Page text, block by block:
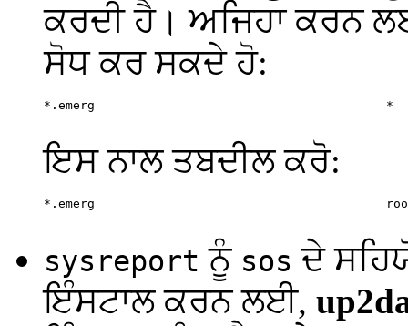
ਕਰਦੀ ਹੈ। ਅਜਿਹਾ ਕਰਨ
ਸੋਧ ਕਰ ਸਕਦੇ ਹੋ:
*.emerg                                        *
ਇਸ ਨਾਲ ਤਬਦੀਲ ਕਰੋ:
*.emerg
sysreport ਨੂੰ sos ਦੇ
ਇੰਸਟਾਲ ਕਰਨ ਲਈ,